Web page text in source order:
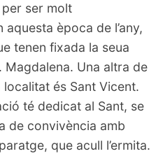
ser molt
època de l’any,
tenen fixada la seua
Magdalena. Una altra de
és Sant Vicent.
té dedicat al Sant, se
de convivència amb
que acull l’ermita.